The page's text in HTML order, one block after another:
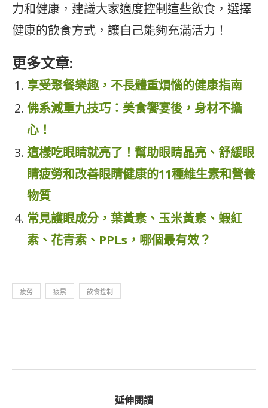
力和健康，建議大家適度控制這些飲食，選擇
健康的飲食方式，讓自己能夠充滿活力！
更多文章:
享受聚餐樂趣，不長體重煩惱​的健康指南
佛系減重九技巧：美食饗宴後，身材不擔
心！
這樣吃眼睛就亮了！幫助眼睛晶亮、舒緩眼
睛疲勞和改善眼睛健康的11種維生素和營養
物質
常見護眼成分，葉黃素、玉米黃素、蝦紅
素、花青素、PPLs，哪個最有效？
疲勞 疲累 飲食控制
延伸閱讀